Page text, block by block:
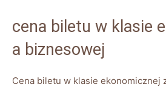
cena biletu w klasie
‍a⁤ biznesowej
Cena biletu w ⁢klasie ‍ekonomicznej